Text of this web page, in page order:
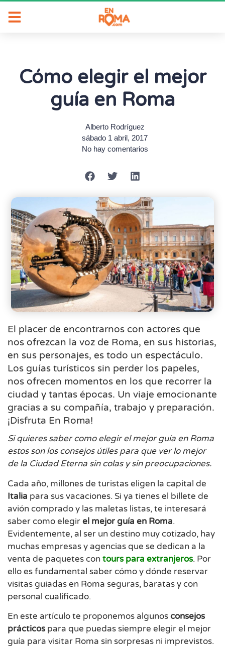
Cómo elegir el mejor
guía en Roma
Alberto Rodríguez
sábado 1 abril, 2017
No hay comentarios
El placer de encontrarnos con actores que
nos ofrezcan la voz de Roma, en sus historias,
en sus personajes, es todo un espectáculo.
Los guías turísticos sin perder los papeles,
nos ofrecen momentos en los que recorrer la
ciudad y tantas épocas. Un viaje emocionante
gracias a su compañía, trabajo y preparación.
¡Disfruta En Roma!
Si quieres saber como elegir el mejor guía en Roma
estos son los consejos útiles para que ver lo mejor
de la Ciudad Eterna sin colas y sin preocupaciones.
Cada año, millones de turistas eligen la capital de
Italia para sus vacaciones. Si ya tienes el billete de
avión comprado y las maletas listas, te interesará
saber como elegirel mejor guía en Roma.
Evidentemente, al ser un destino muy cotizado, hay
muchas empresas y agencias que se dedican a la
venta de paquetes con tours para extranjeros. Por
ello es fundamental saber cómo y dónde reservar
visitas guiadas en Roma seguras, baratas y con
personal cualificado.
En este artículo te proponemos algunosconsejos
prácticos para que puedas siempre elegir el mejor
guía para visitar Roma sin sorpresas ni imprevistos.